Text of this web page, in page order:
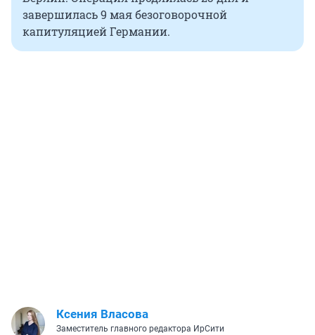
завершилась 9 мая безоговорочной
капитуляцией Германии.
Ксения Власова
Заместитель главного редактора ИрСити